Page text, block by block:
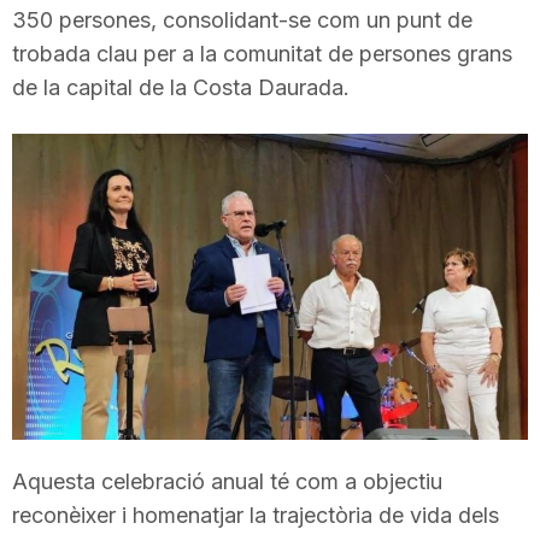
t
d
e
T
350 persones, consolidant-se com un punt de
trobada clau per a la comunitat de persones grans
de la capital de la Costa Daurada.
Aquesta celebració anual té com a objectiu
reconèixer i homenatjar la trajectòria de vida dels